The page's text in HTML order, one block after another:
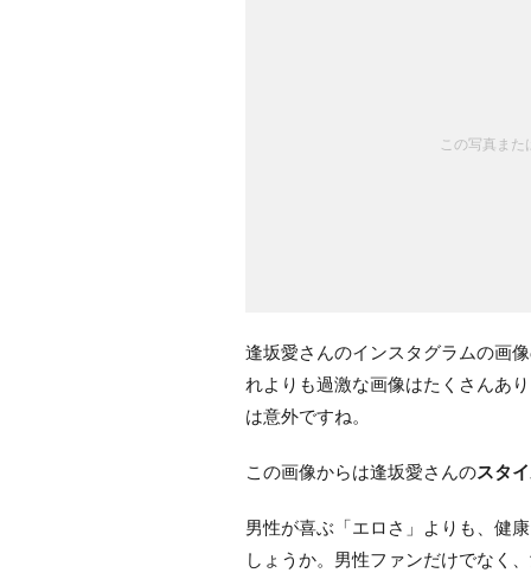
この写真ま
逢坂愛さんのインスタグラムの画
れよりも過激な画像はたくさんあ
は意外ですね。
この画像からは逢坂愛さんのスタ
男性が喜ぶ「エロさ」よりも、健
しょうか。男性ファンだけでなく